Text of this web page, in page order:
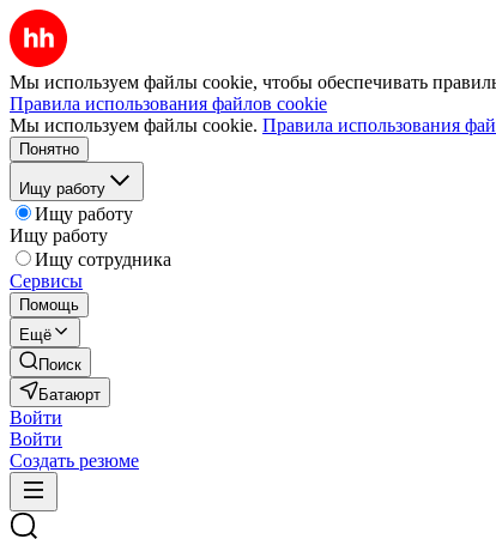
Мы используем файлы cookie, чтобы обеспечивать
Правила использования файлов cookie
Мы используем файлы cookie. Правила использования
Понятно
Ищу работу
Ищу работу
Ищу работу
Ищу сотрудника
Сервисы
Помощь
Ещё
Поиск
Батаюрт
Войти
Войти
Создать резюме